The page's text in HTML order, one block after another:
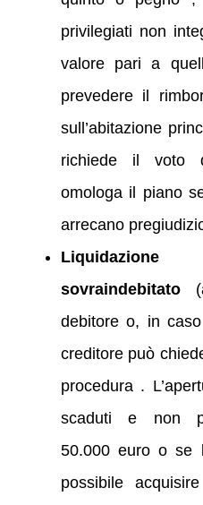
privilegiati non
valore pari a
prevedere il
sull’abitazione
richiede il voto
omologa il piano
arrecano
sovraindebitato
debitore o, in
creditore può
procedura .
scaduti e non
50.000 euro o se
possibile